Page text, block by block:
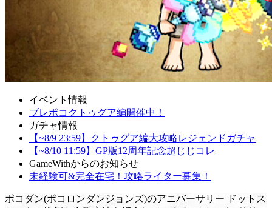
イベント情報
ブレポコクトゥグア編開催中！
ガチャ情報
【~8/9 23:59】クトゥグア編大攻略レジェンドガチャ
【~8/10 11:59】GP版12周年記念超じじコレ
GameWithからのお知らせ
未経験可&完全在宅！攻略ライター募集！
ポコダン(ポコロンダンジョンズ)のアニバーサリー ドットス